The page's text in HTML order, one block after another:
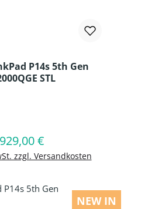
P14s 5th Gen
STL
Preis:
€
zzgl. Versandkosten
Warenkorb
NEW IN